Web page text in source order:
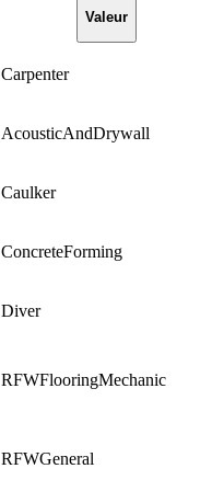
Valeur
Carpenter
AcousticAndDrywall
Caulker
ConcreteForming
Diver
RFWFlooringMechanic
RFWGeneral